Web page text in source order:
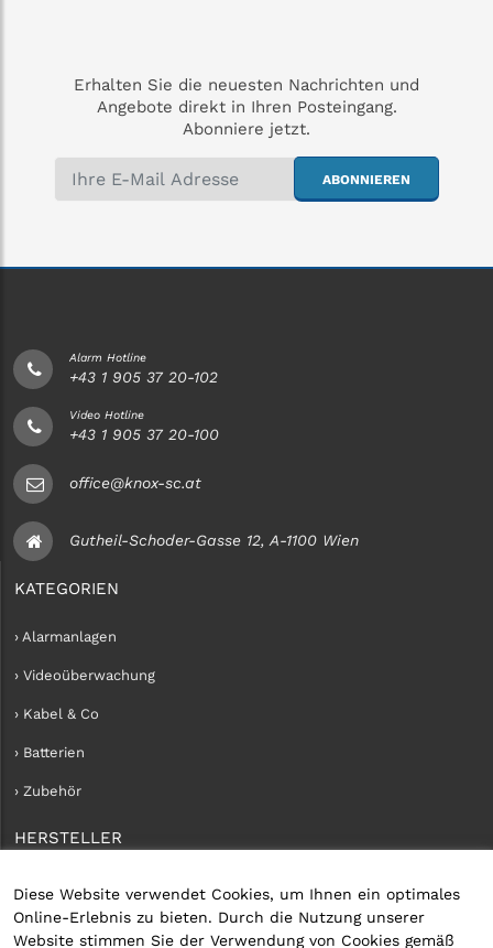
Diese Website verwendet Cookies, um Ihnen ein optimales
Online-Erlebnis zu bieten. Durch die Nutzung unserer
Website stimmen Sie der Verwendung von Cookies gemäß
Erhalten Sie die neuesten Nachrichten und
Angebote direkt in Ihren Posteingang.
Abonniere jetzt.
ABONNIEREN
Alarm Hotline
+43 1 905 37 20-102
Video Hotline
+43 1 905 37 20-100
office@knox-sc.at
Gutheil-Schoder-Gasse 12, A-1100 Wien
KATEGORIEN
› Alarmanlagen
› Videoüberwachung
› Kabel & Co
› Batterien
› Zubehör
HERSTELLER
› iConnect
KUNDENKONTO